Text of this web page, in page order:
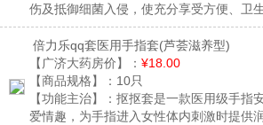
伤及抵御细菌入侵，使充分享受方便、卫
倍力乐qq套医用手指套(芦荟滋养型)
【广济大药房价】： ¥18.00
【商品规格】： 10只
【功能主治】： 抠抠套是一款医用级手指
爱情趣，为手指进入女性体内刺激时提供